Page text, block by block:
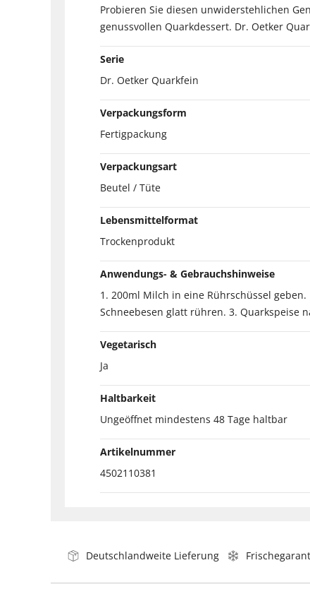
Probieren Sie diesen unwiderstehlichen
genussvollen Quarkdessert. Dr. Oetker
Serie
Dr. Oetker Quarkfein
Verpackungsform
Fertigpackung
Verpackungsart
Beutel / Tüte
Lebensmittelformat
Trockenprodukt
Anwendungs- & Gebrauchshinweise
1. 200ml Milch in eine Rührschüssel
Schneebesen glatt rühren. 3. Quarkspeise
Vegetarisch
Ja
Haltbarkeit
Ungeöffnet mindestens 48 Tage haltbar
Artikelnummer
4502110381
Deutschlandweite Lieferung